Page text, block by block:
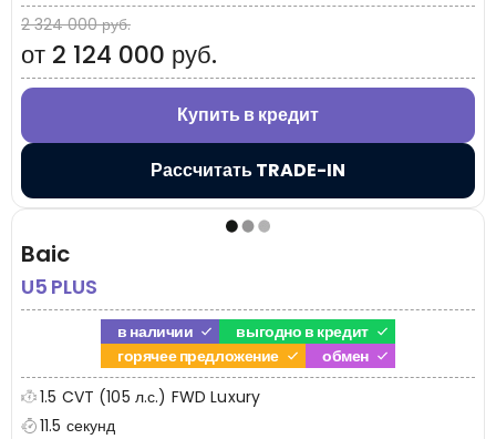
2 324 000 руб.
от 2 124 000 руб.
Купить в кредит
Рассчитать TRADE-IN
Baic
U5 PLUS
в наличии
выгодно в кредит
горячее предложение
обмен
1.5 CVT (105 л.с.) FWD Luxury
11.5 секунд